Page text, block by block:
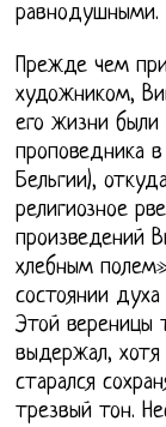
равнодушными.
Прежде чем
художником,
его жизни были
проповедника
Бельгии),
религиозное
произведений
хлебным
состоянии
Этой вереницы
выдержал,
старался
трезвый тон.